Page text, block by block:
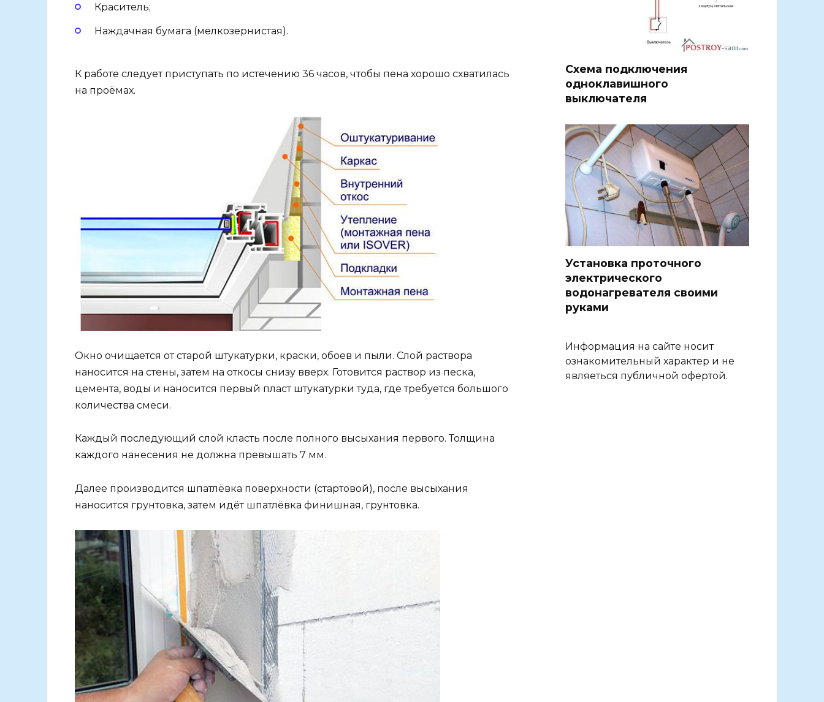
Краситель;
Наждачная бумага (мелкозернистая).
К работе следует приступать по истечению 36 часов, чтобы пена хорошо схватилась
на проёмах.
Окно очищается от старой штукатурки, краски, обоев и пыли. Слой раствора
наносится на стены, затем на откосы снизу вверх. Готовится раствор из песка,
цемента, воды и наносится первый пласт штукатурки туда, где требуется большого
количества смеси.
Каждый последующий слой класть после полного высыхания первого. Толщина
каждого нанесения не должна превышать 7 мм.
Далее производится шпатлёвка поверхности (стартовой), после высыхания
наносится грунтовка, затем идёт шпатлёвка финишная, грунтовка.
Схема подключения
одноклавишного
выключателя
Установка проточного
электрического
водонагревателя своими
руками
Информация на сайте носит
ознакомительный характер и не
являеться публичной офертой.